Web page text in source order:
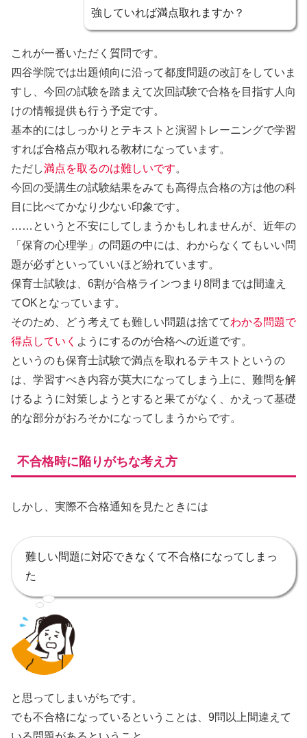
強していれば満点取れますか？
これが一番いただく質問です。
四谷学院では出題傾向に沿って都度問題の改訂をしていま
すし、今回の試験を踏まえて次回試験で合格を目指す人向
けの情報提供も行う予定です。
基本的にはしっかりとテキストと演習トレーニングで学習
すれば合格点が取れる教材になっています。
ただし満点を取るのは難しいです。
今回の受講生の試験結果をみても高得点合格の方は他の科
目に比べてかなり少ない印象です。
……というと不安にしてしまうかもしれませんが、近年の
「保育の心理学」の問題の中には、 わからなくてもいい問
題が必ずといっていいほど紛れています。
保育士試験は、6割が合格ラインつまり8問までは間違え
てOKとなっています。
そのため、どう考えても難しい問題は捨ててわかる問題で
得点していく ようにするのが合格への近道です。
というのも保育士試験で満点を取れるテキストというの
は、学習すべき内容が莫大になってしまう上に、難問を解
けるように対策しようとすると果てがなく、かえって基礎
的な部分がおろそかになってしまうからです。
不合格時に陥りがちな考え方
しかし、実際不合格通知を見たときには
難しい問題に対応できなくて不合格になってしまっ
た
と思ってしまいがちです。
でも不合格になっているということは、9問以上間違えて